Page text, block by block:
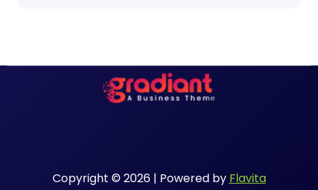
Copyright © 2026 | Powered by Flavita